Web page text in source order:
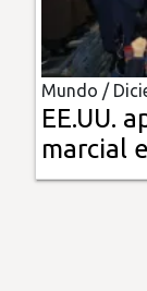
Insólitas
Multimedia
Impreso
Mundo /
EE.UU.
marcial